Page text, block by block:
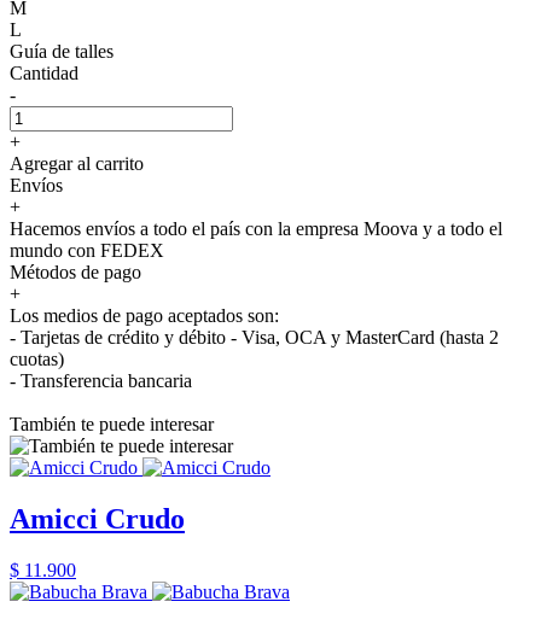
M
L
Guía de talles
Cantidad
-
+
Agregar al carrito
Envíos
+
Hacemos envíos a todo el país con la empresa Moova y a todo el
mundo con FEDEX
Métodos de pago
+
Los medios de pago aceptados son:
- Tarjetas de crédito y débito - Visa, OCA y MasterCard (hasta 2
cuotas)
- Transferencia bancaria
También te puede interesar
Amicci Crudo
$ 11.900